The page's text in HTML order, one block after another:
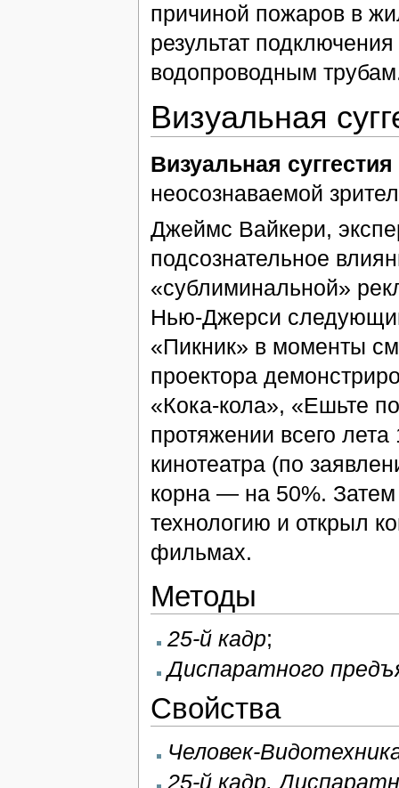
причиной пожаров в
результат
водопроводным
Визуальная
Визуальная суггестия
неосознаваемой
Джеймс Вайкери,
подсознательное
«сублиминальной»
Нью-Джерси
«Пикник» в моменты
проектора
«Кока-кола», «Ешьте
протяжении всего
кинотеатра (по
корна — на 50%. Затем
технологию и открыл
фильмах.
Методы
25-й кадр;
Диспаратного
Свойства
Человек-
25-й кадр,